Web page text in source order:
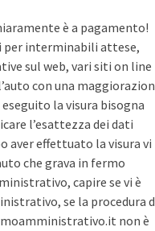
è a pagamento!
per interminabili attese,
sul web, vari siti on line
con una
la visura bisogna
l’esattezza dei dati
aver effettuato la visura vi
che grava in fermo
capire se vi è
se la procedura
non è